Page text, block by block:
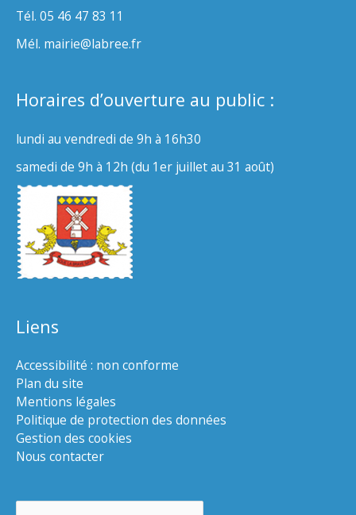
Tél. 05 46 47 83 11
Mél. mairie@labree.fr
Horaires d’ouverture au public :
lundi au vendredi de 9h à 16h30
samedi de 9h à 12h (du 1er juillet au 31 août)
Liens
Accessibilité : non conforme
Plan du site
Mentions légales
Politique de protection des données
Gestion des cookies
Nous contacter